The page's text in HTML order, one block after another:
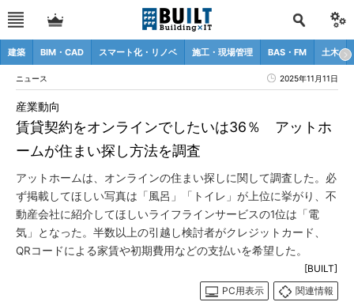
建築 BIM・CAD スマート化・リノベ 施工・現場管理 BAS・FM 土木
ニュース 2025年11月11日
賃貸契約をオンラインでしたいは36％ アットホ
ームが住まい探し方法を調査
産業動向
アットホームは、オンラインの住まい探しに関して調査した。必
ず掲載してほしい写真は「風呂」「トイレ」が上位に挙がり、不
動産会社に紹介してほしいライフラインサービスの1位は「電
気」となった。半数以上の引越し検討者がクレジットカード、
QRコードによる家賃や初期費用などの支払いを希望した。
[BUILT]
PC用表示
関連情報